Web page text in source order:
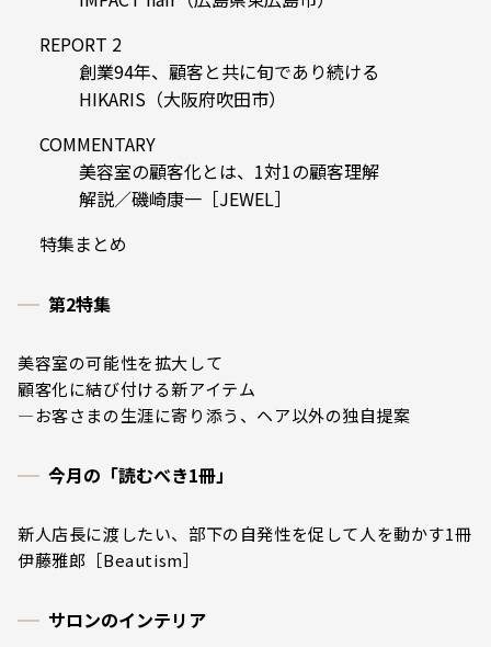
REPORT 2
創業94年、顧客と共に旬であり続ける
HIKARIS（大阪府吹田市）
COMMENTARY
美容室の顧客化とは、1対1の顧客理解
解説／磯崎康一［JEWEL］
特集まとめ
第2特集
美容室の可能性を拡大して
顧客化に結び付ける新アイテム
―お客さまの生涯に寄り添う、ヘア以外の独自提案
今月の「読むべき1冊」
新人店長に渡したい、部下の自発性を促して人を動かす1冊
伊藤雅郎［Beautism］
サロンのインテリア